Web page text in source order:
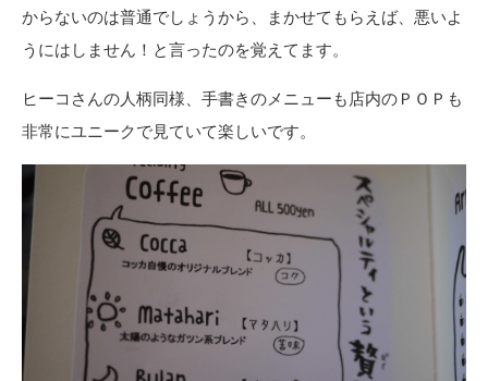
からないのは普通でしょうから、まかせてもらえば、悪いよ
うにはしません！と言ったのを覚えてます。
ヒーコさんの人柄同様、手書きのメニューも店内のＰＯＰも
非常にユニークで見ていて楽しいです。